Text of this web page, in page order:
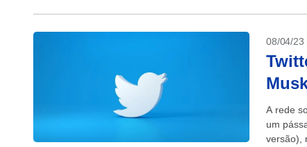
08/04/23
A rede
um
versão),